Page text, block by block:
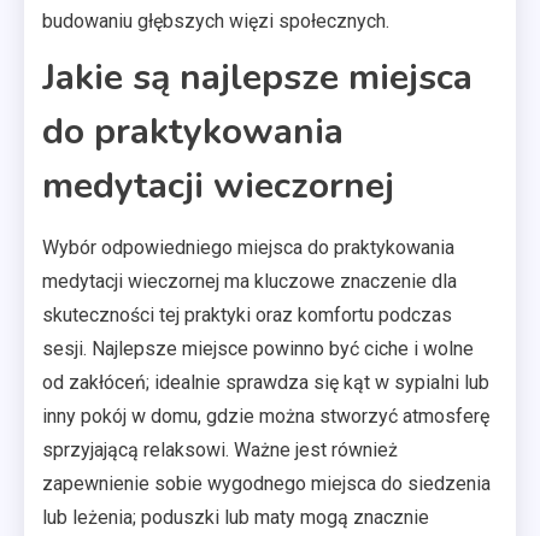
budowaniu głębszych więzi społecznych.
Jakie są najlepsze miejsca
do praktykowania
medytacji wieczornej
Wybór odpowiedniego miejsca do praktykowania
medytacji wieczornej ma kluczowe znaczenie dla
skuteczności tej praktyki oraz komfortu podczas
sesji. Najlepsze miejsce powinno być ciche i wolne
od zakłóceń; idealnie sprawdza się kąt w sypialni lub
inny pokój w domu, gdzie można stworzyć atmosferę
sprzyjającą relaksowi. Ważne jest również
zapewnienie sobie wygodnego miejsca do siedzenia
lub leżenia; poduszki lub maty mogą znacznie